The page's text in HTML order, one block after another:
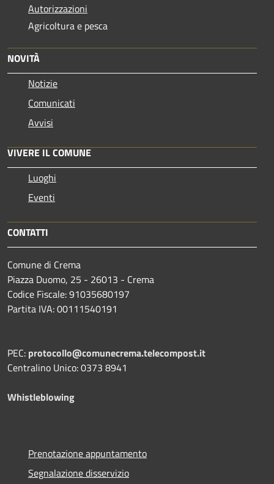
Autorizzazioni
Agricoltura e pesca
NOVITÀ
Notizie
Comunicati
Avvisi
VIVERE IL COMUNE
Luoghi
Eventi
CONTATTI
Comune di Crema
Piazza Duomo, 25 - 26013 - Crema
Codice Fiscale: 91035680197
Partita IVA: 00111540191
PEC: protocollo@comunecrema.telecompost.it
Centralino Unico: 0373 8941
Whistleblowing
Prenotazione appuntamento
Segnalazione disservizio